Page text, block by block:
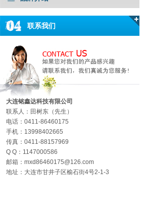
联系我们
大连铭鑫达科技有限公司
联系人：田树东（先生）
电话：0411-86460175
手机：13998402665
传真：0411-88157969
Q Q：1147000586
邮箱：mxd86460175@126.com
地址：大连市甘井子区榆石街4号2-1-3